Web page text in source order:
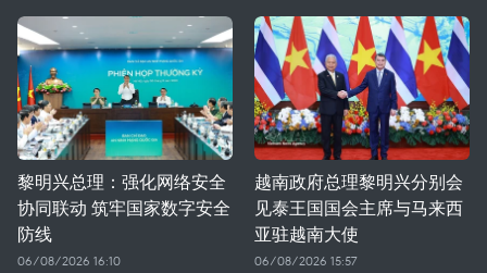
黎明兴总理：强化网络安全
协同联动 筑牢国家数字安全
防线
06/08/2026 16:10
越南政府总理黎明兴分别会
见泰王国国会主席与马来西
亚驻越南大使
06/08/2026 15:57